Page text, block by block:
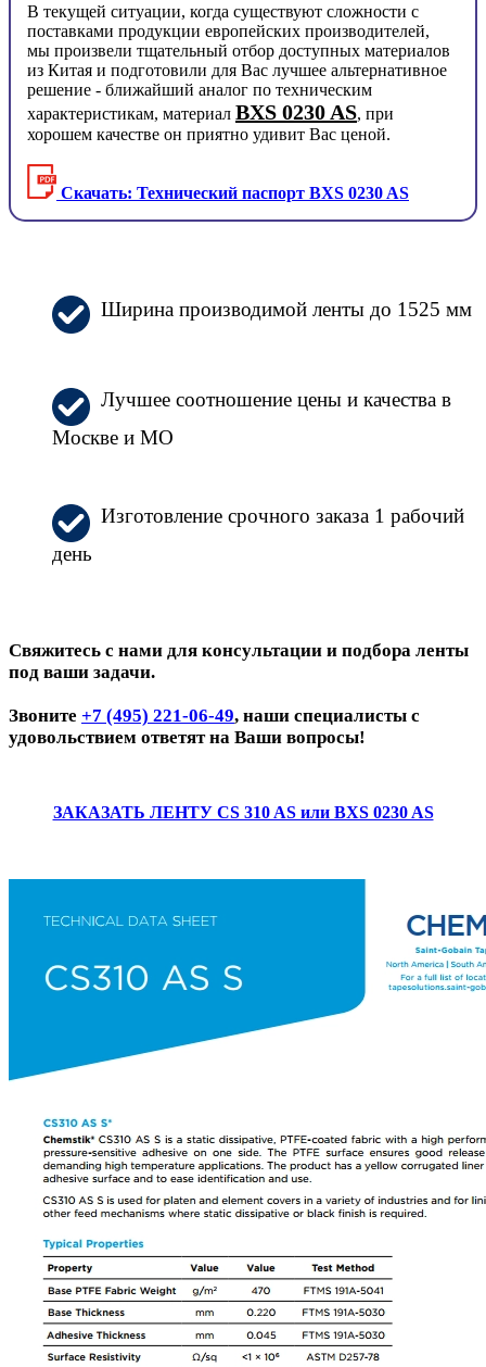
В текущей ситуации, когда существуют сложности с
поставками продукции европейских производителей,
мы произвели тщательный отбор доступных материалов
из Китая и подготовили для Вас лучшее альтернативное
решение - ближайший аналог по техническим
характеристикам, материал BXS 0230 AS, при
хорошем качестве он приятно удивит Вас ценой.
Скачать: Технический паспорт BXS 0230 AS
Ширина производимой ленты до 1525 мм
Лучшее соотношение цены и качества в
Москве и МО
Изготовление срочного заказа 1 рабочий
день
Свяжитесь с нами для консультации и подбора ленты
под ваши задачи.
Звоните +7 (495) 221-06-49, наши специалисты с
удовольствием ответят на Ваши вопросы!
ЗАКАЗАТЬ ЛЕНТУ CS 310 AS или BXS 0230 AS